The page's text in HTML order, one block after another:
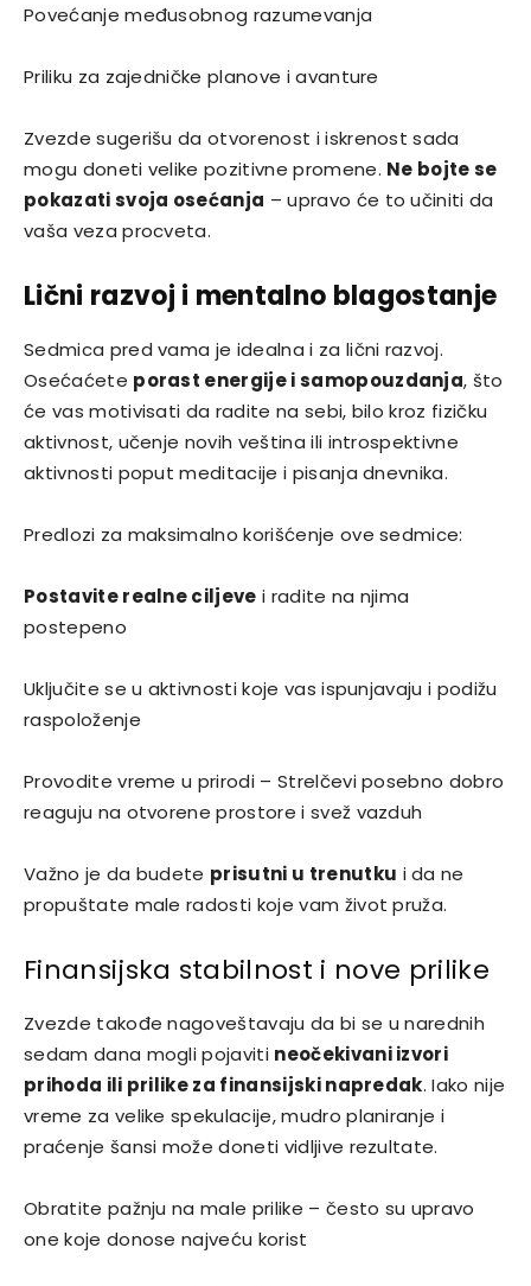
Povećanje međusobnog razumevanja
Priliku za zajedničke planove i avanture
Zvezde sugerišu da otvorenost i iskrenost sada
mogu doneti velike pozitivne promene. Ne bojte se
pokazati svoja osećanja – upravo će to učiniti da
vaša veza procveta.
Lični razvoj i mentalno blagostanje
Sedmica pred vama je idealna i za lični razvoj.
Osećaćete porast energije i samopouzdanja, što
će vas motivisati da radite na sebi, bilo kroz fizičku
aktivnost, učenje novih veština ili introspektivne
aktivnosti poput meditacije i pisanja dnevnika.
Predlozi za maksimalno korišćenje ove sedmice:
Postavite realne ciljeve i radite na njima
postepeno
Uključite se u aktivnosti koje vas ispunjavaju i podižu
raspoloženje
Provodite vreme u prirodi – Strelčevi posebno dobro
reaguju na otvorene prostore i svež vazduh
Važno je da budete prisutni u trenutku i da ne
propuštate male radosti koje vam život pruža.
Finansijska stabilnost i nove prilike
Zvezde takođe nagoveštavaju da bi se u narednih
sedam dana mogli pojaviti neočekivani izvori
prihoda ili prilike za finansijski napredak. Iako nije
vreme za velike spekulacije, mudro planiranje i
praćenje šansi može doneti vidljive rezultate.
Obratite pažnju na male prilike – često su upravo
one koje donose najveću korist